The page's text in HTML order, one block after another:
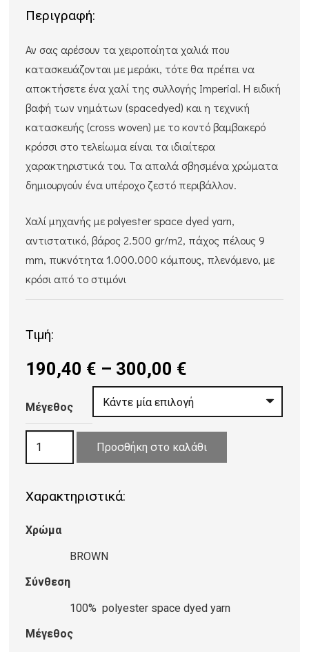
Περιγραφή:
Αν σας αρέσουν τα χειροποίητα χαλιά που
κατασκευάζονται με μεράκι, τότε θα πρέπει να
αποκτήσετε ένα χαλί της συλλογής Imperial. Η ειδική
βαφή των νημάτων (spacedyed) και η τεχνική
κατασκευής (cross woven) με το κοντό βαμβακερό
κρόσσι στο τελείωμα είναι τα ιδιαίτερα
χαρακτηριστικά του. Τα απαλά σβησμένα χρώματα
δημιουργούν ένα υπέροχο ζεστό περιβάλλον.
Χαλί μηχανής με polyester space dyed yarn,
αντιστατικό, βάρος 2.500 gr/m2, πάχος πέλους 9
mm, πυκνότητα 1.000.000 κόμπους, πλενόμενο, με
κρόσι από το στιμόνι
Τιμή:
190,40 € – 300,00 €
range:
190,40 €
300,00 €
Μέγεθος
BROWN
Προσθήκη στο καλάθι
Χαρακτηριστικά:
Χρώμα
BROWN
Σύνθεση
100% polyester space dyed yarn
Μέγεθος